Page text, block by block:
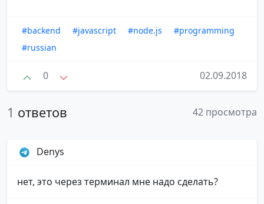
#backend #javascript #node.js
#programming
#russian
0 02.09.2018
1 ответов 42 просмотра
Denys
нет, это через терминал мне надо сделать?